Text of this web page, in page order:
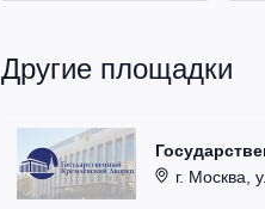
Другие площадки
г. Москва,